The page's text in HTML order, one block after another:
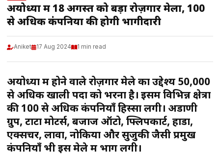
अयोध्या में 18 अगस्त को बड़ा रोज़गार मेला, 100
से अधिक कंपनियों की होगी भागीदारी
Aniket 17 Aug 2024 1 min read
अयोध्या में होने वाले रोज़गार मेले का उद्देश्य 50,000
से अधिक खाली पदों को भरना है। इसमें विभिन्न क्षेत्रों
की 100 से अधिक कंपनियाँ हिस्सा लेंगी। अडाणी
ग्रुप, टाटा मोटर्स, बजाज ऑटो, फ्लिपकार्ट, होंडा,
एक्सेंचर, लावा, नोकिया और सुजुकी जैसी प्रमुख
कंपनियाँ भी इस मेले में भाग लेंगी।